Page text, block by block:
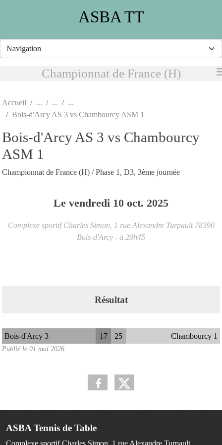
ASBA TT
Championnat de France (H)
Accueil
Bois-d'Arcy AS 3 vs Chambourcy ASM 1
Bois-d'Arcy AS 3 vs Chambourcy
ASM 1
Championnat de France (H) / Phase 1, D3, 3ème journée
Le vendredi 10 oct. 2025
Complexe sportif Charles Simon, 1 rue Alexandre Turpault 78390
Bois-d'Arcy - à 20h45
Résultat
Bois-d'Arcy 3 17 25 Chambourcy 1
Publié le 01 mai 2026
ASBA Tennis de Table
Complexe sportif Charles Simon, 1 rue Alexandre Turpault